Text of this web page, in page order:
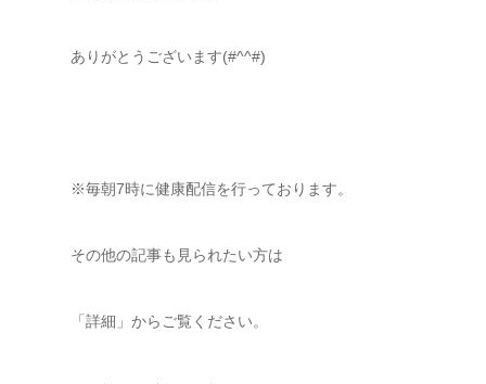
ありがとうございます(#^^#)
※毎朝7時に健康配信を行っております。
その他の記事も見られたい方は
「詳細」からご覧ください。